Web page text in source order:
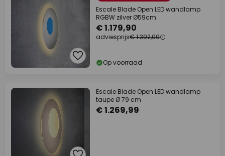
Escale Blade Open LED wandlamp
RGBW zilver Ø59cm
€ 1.179,90
adviesprijs€ 1.392,00
Op voorraad
Escale Blade Open LED wandlamp
taupe Ø 79 cm
€ 1.269,99